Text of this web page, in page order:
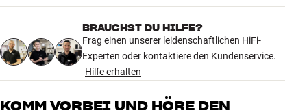
PRODUKTDATEN
Noise-Dissipation System
Kabellänge (m)
1
BRAUCHST DU HILFE?
Frag einen unserer leidenschaftlichen HiFi-
Experten oder kontaktiere den Kundenservice.
Hilfe erhalten
KOMM VORBEI UND HÖRE DEN